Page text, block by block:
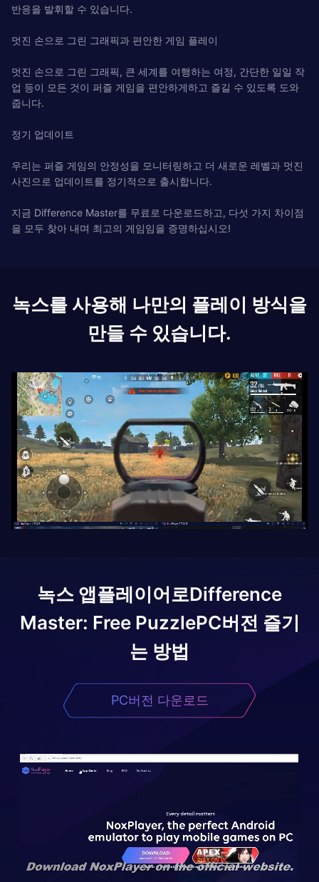
반응을 발휘할 수 있습니다.
멋진 손으로 그린 ​​그래픽과 편안한 게임 플레이
멋진 손으로 그린 ​​그래픽, 큰 세계를 여행하는 여정, 간단한 일일 작
업 등이 모든 것이 퍼즐 게임을 편안하게하고 즐길 수 있도록 도와
줍니다.
정기 업데이트
우리는 퍼즐 게임의 안정성을 모니터링하고 더 새로운 레벨과 멋진
사진으로 업데이트를 정기적으로 출시합니다.
지금 Difference Master를 무료로 다운로드하고, 다섯 가지 차이점
을 모두 찾아 내며 최고의 게임임을 증명하십시오!
녹스를 사용해 나만의 플레이 방식을
만들 수 있습니다.
녹스 앱플레이어로Difference
Master: Free PuzzlePC버전 즐기
는 방법
PC버전 다운로드